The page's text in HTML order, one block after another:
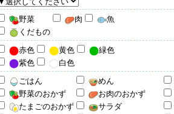
野菜 肉
魚
くだもの
赤色 黄色
緑色
紫色
白色
ごはん
めん
野菜のおかず
お肉のおかず
たまごのおかず
サラダ